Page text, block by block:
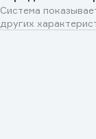
Система
других